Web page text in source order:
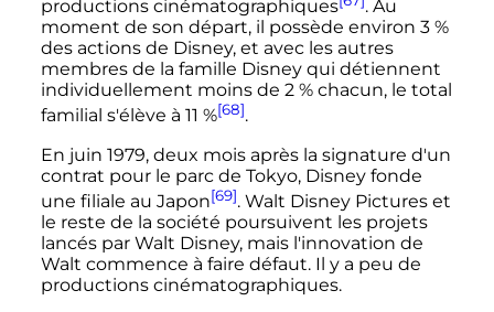
productions cinématographiques
. Au
moment de son départ, il possède environ 3 %
des actions de Disney, et avec les autres
membres de la famille Disney qui détiennent
individuellement moins de 2 % chacun, le total
familial s'élève à 11 %[68].
En juin 1979, deux mois après la signature d'un
contrat pour le parc de Tokyo, Disney fonde
une filiale au Japon[69]. Walt Disney Pictures et
le reste de la société poursuivent les projets
lancés par Walt Disney, mais l'innovation de
Walt commence à faire défaut. Il y a peu de
productions cinématographiques.